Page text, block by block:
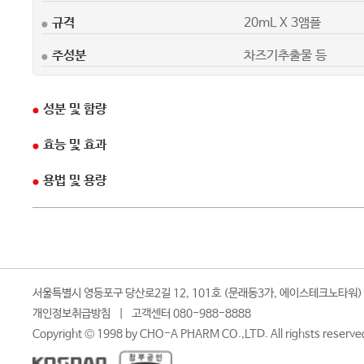
규격 20mL X 3앰플
주성분 차즈기추출물 등
성분 및 함량
효능 및 효과
용법 및 용량
서울특별시 영등포구 당산로2길 12, 101호 (문래동3가, 에이스테크노타워)
개인정보취급방침
고객센터 080-988-8888
Copyright © 1998 by CHO-A PHARM CO.,LTD. All righsts